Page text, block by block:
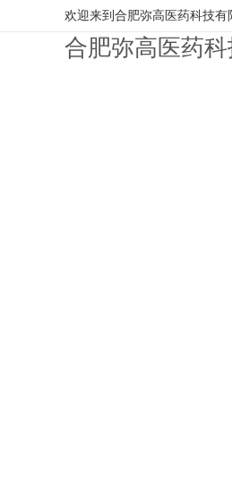
欢迎来到合肥弥高医药科技有
合肥弥高医药